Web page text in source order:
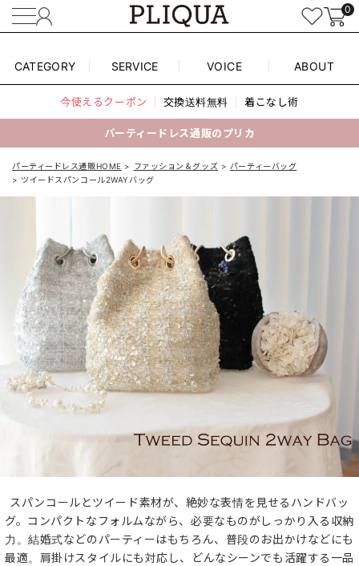
0
CATEGORY SERVICE VOICE ABOUT
今使えるクーポン 交換送料無料 着こなし術
パーティードレス通販のプリカ
パーティードレス通販HOME ファッション＆グッズ
パーティーバッグ
ツイードスパンコール2WAYバッグ
スパンコールとツイード素材が、絶妙な表情を見せるハンドバッ
グ。コンパクトなフォルムながら、必要なものがしっかり入る収納
力。結婚式などのパーティーはもちろん、普段のお出かけなどにも
最適。肩掛けスタイルにも対応し、どんなシーンでも活躍する一品